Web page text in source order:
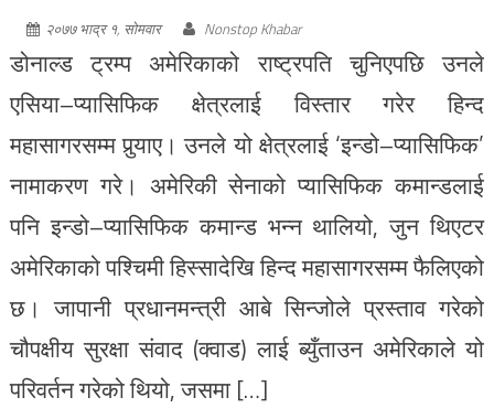
२०७७ भाद्र १, सोमवार Nonstop Khabar
डोनाल्ड ट्रम्प अमेरिकाको राष्ट्रपति चुनिएपछि उनले
एसिया–प्यासिफिक क्षेत्रलाई विस्तार गरेर हिन्द
महासागरसम्म पुर्‍याए। उनले यो क्षेत्रलाई ‘इन्डो–प्यासिफिक’
नामाकरण गरे। अमेरिकी सेनाको प्यासिफिक कमान्डलाई
पनि इन्डो–प्यासिफिक कमान्ड भन्न थालियो, जुन थिएटर
अमेरिकाको पश्चिमी हिस्सादेखि हिन्द महासागरसम्म फैलिएको
छ। जापानी प्रधानमन्त्री आबे सिन्जोले प्रस्ताव गरेको
चौपक्षीय सुरक्षा संवाद (क्वाड) लाई ब्युँताउन अमेरिकाले यो
परिवर्तन गरेको थियो, जसमा […]